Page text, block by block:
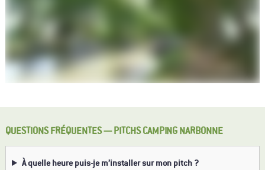
QUESTIONS FRÉQUENTES — PITCHS CAMPING NARBONNE
À quelle heure puis-je m’installer sur mon pitch ?